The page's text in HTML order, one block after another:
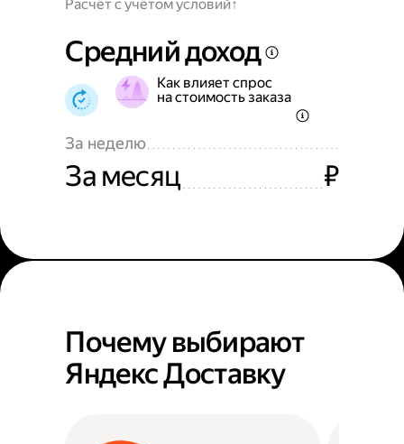
Расчёт с учётом условий
Средний доход
Как влияет спрос
на стоимость заказа
За неделю
За месяц ₽
Почему выбирают
Яндекс Доставку